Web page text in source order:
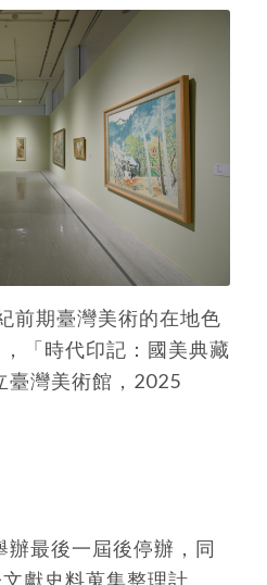
前期臺灣美術的在地色
「時代印記：國美典藏
臺灣美術館，2025
辦最後一屆後停辦，同
獻史料蒐集整理計